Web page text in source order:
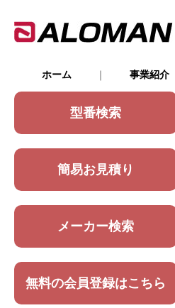
ホーム 事業紹介
型番検索
簡易お見積り
メーカー検索
無料の会員登録はこちら